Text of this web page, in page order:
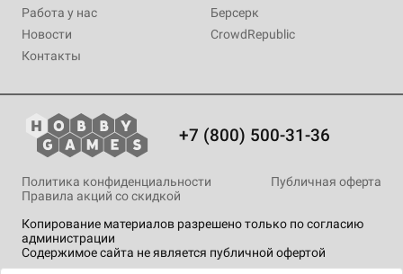
Работа у нас
Новости
Контакты
Берсерк
CrowdRepublic
+7 (800) 500-31-36
Копирование материалов разрешено только по согласию
администрации
Содержимое сайта не является публичной офертой
Политика конфиденциальности
Публичная оферта
Правила акций со скидкой